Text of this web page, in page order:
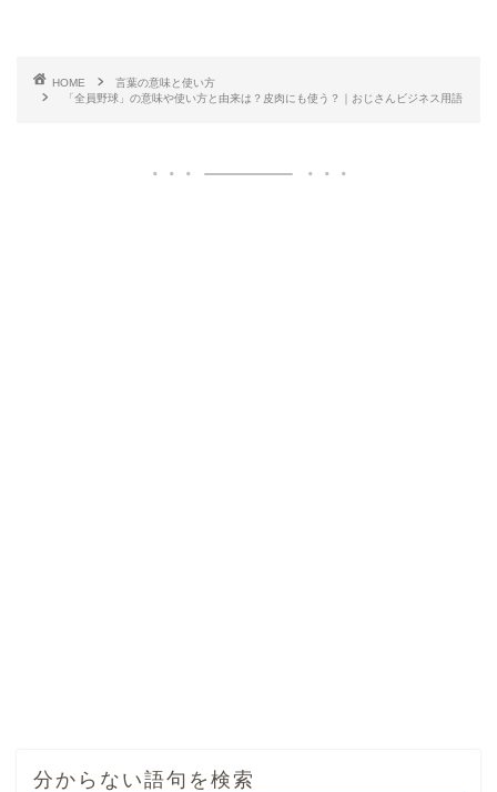
HOME
言葉の意味と使い方
「全員野球」の意味や使い方と由来は？皮肉にも使う？｜おじさんビジネス用語
分からない語句を検索